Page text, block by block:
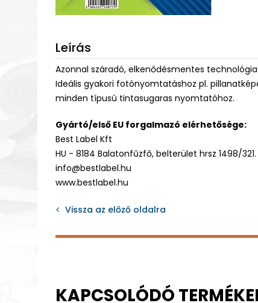
Leírás
Azonnal száradó, elkenődésmentes
Ideális gyakori fotónyomtatáshoz pl.
minden típusú tintasugaras nyomtatóhoz.
Gyártó/első EU forgalmazó elérhetősége:
Best Label Kft
HU - 8184 Balatonfűzfő, belterület hrsz 1498/321.
info@bestlabel.hu
www.bestlabel.hu
Vissza az előző oldalra
KAPCSOLÓDÓ